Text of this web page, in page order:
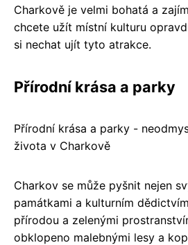
Charkově je velmi bohatá a
chcete užít místní kulturu
si nechat ujít tyto atrakce.
Přírodní krása a parky
Přírodní krása a parky -
života v Charkově
Charkov se může pyšnit nejen
památkami a kulturním
přírodou a zelenými
obklopeno malebnými lesy a